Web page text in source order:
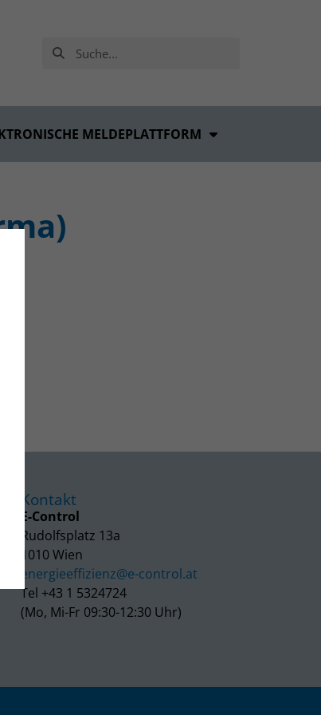
MELDEPLATTFORM
Kontakt
E-Control
Rudolfsplatz 13a
1010 Wien
energieeffizienz@e-control.at
Tel +43 1 5324724
(Mo, Mi-Fr 09:30-12:30 Uhr)